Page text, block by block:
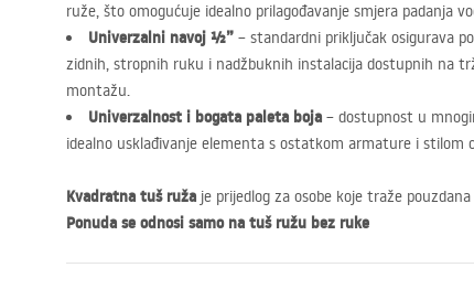
ruže, što omogućuje idealno prilagođavanje smjera padanja
Univerzalni navoj ½” – standardni priključak osigurava
zidnih, stropnih ruku i nadžbuknih instalacija dostupnih na
montažu.
Univerzalnost i bogata paleta boja – dostupnost u
idealno usklađivanje elementa s ostatkom armature i stilom
Kvadratna tuš ruža je prijedlog za osobe koje traže
Ponuda se odnosi samo na tuš ružu bez ruke